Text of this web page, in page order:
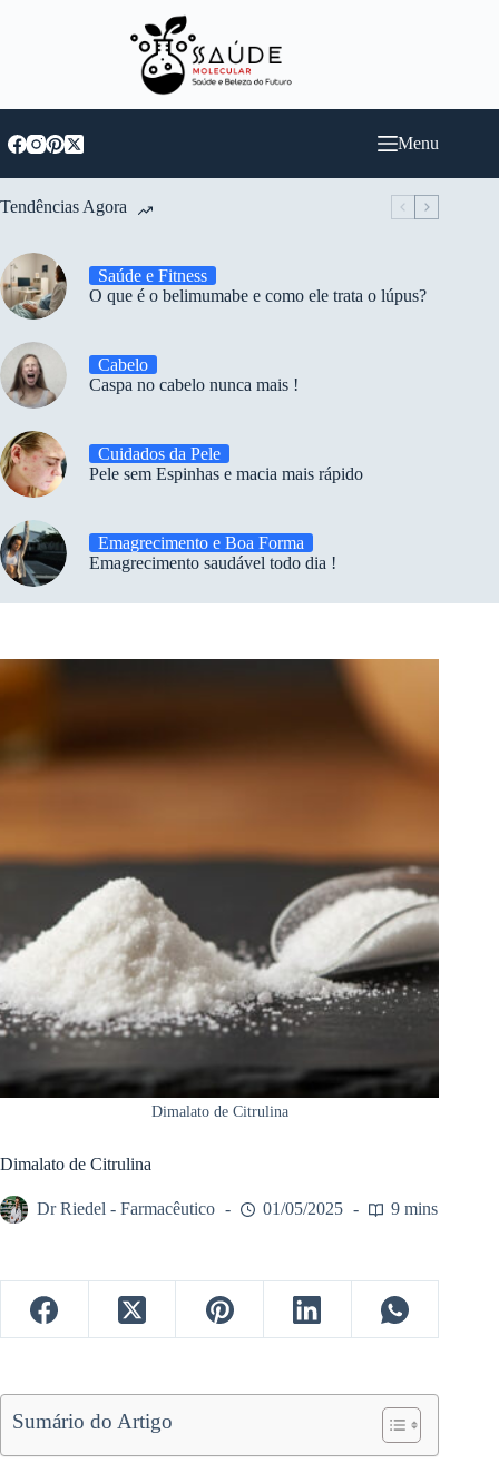
Menu
Tendências Agora
Saúde e Fitness
O que é o belimumabe e como ele trata o lúpus?
Cabelo
Caspa no cabelo nunca mais !
Cuidados da Pele
Pele sem Espinhas e macia mais rápido
Emagrecimento e Boa Forma
Emagrecimento saudável todo dia !
Dimalato de Citrulina
Dimalato de Citrulina
Dr Riedel - Farmacêutico 01/05/2025 9 mins
Sumário do Artigo